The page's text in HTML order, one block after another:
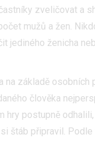
zveličovat a
mužů a žen.
jediného ženicha
základě osobních
člověka
hry postupně
štáb připravil.